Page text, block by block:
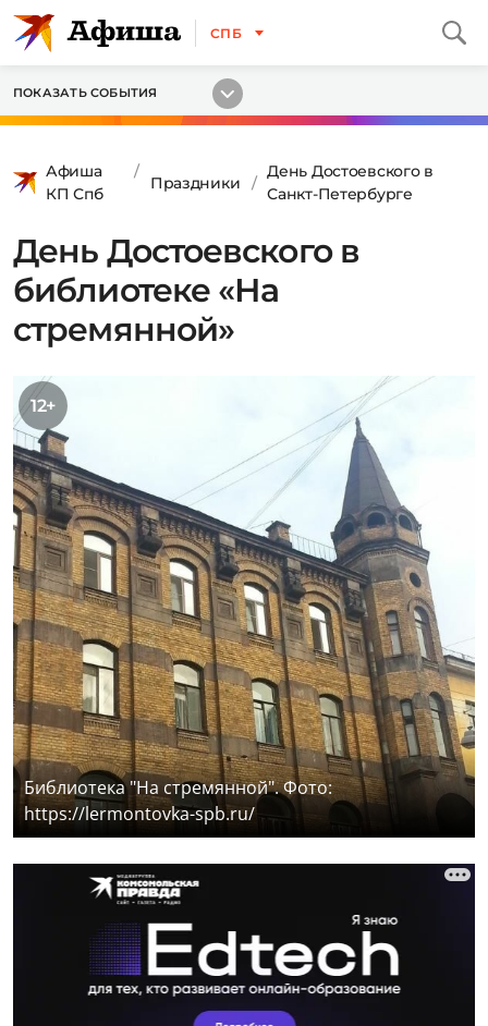
СПБ
ПОКАЗАТЬ СОБЫТИЯ
Афиша
КП Спб
Праздники
День Достоевского в
Санкт-Петербурге
День Достоевского в
библиотеке «На
стремянной»
12+
Библиотека "На стремянной". Фото:
https://lermontovka-spb.ru/